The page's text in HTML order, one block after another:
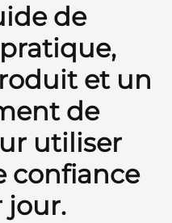
de
et un
de
utiliser
confiance
jour.